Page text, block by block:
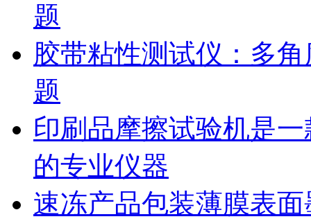
题
胶带粘性测试仪：多
题
印刷品摩擦试验机是
的专业仪器
速冻产品包装薄膜表